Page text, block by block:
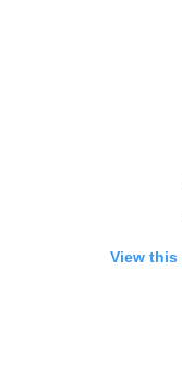
View this